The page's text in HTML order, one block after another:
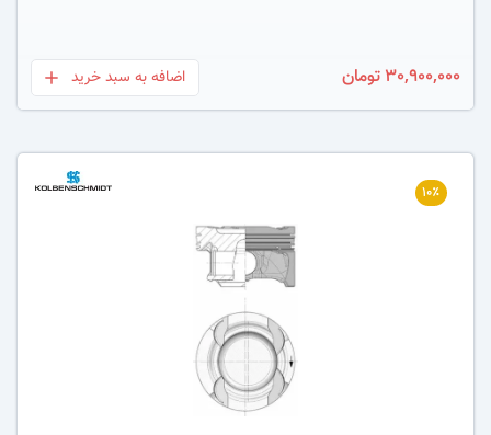
30,900,000 تومان بعلاوه
اضافه به سبد خرید
عکس کالا
۱۰٪